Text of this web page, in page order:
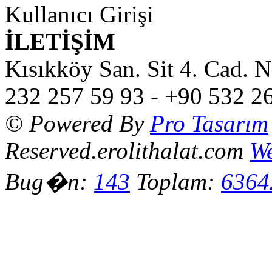
Kullanıcı Girişi
İLETİŞİM
Kısıkköy San. Sit 4. Cad.
232 257 59 93 - +90 532
© Powered By Pro Tasarım
Reserved.erolithalat.com
Bug�n: 143 Toplam: